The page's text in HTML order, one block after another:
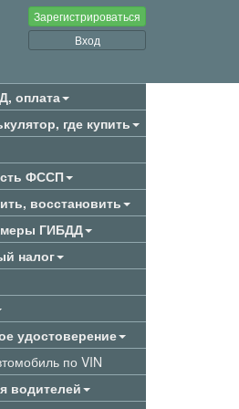
Зарегистрироваться
Вход
оплата
где купить
ФССП
восстановить
ГИБДД
налог
удостоверение
по VIN
водителей